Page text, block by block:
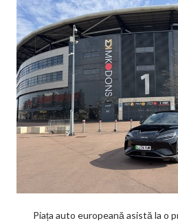
Piața auto europeană asistă la o